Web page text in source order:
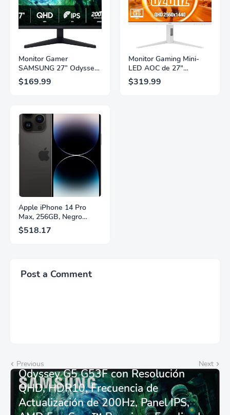
Monitor Gamer
SAMSUNG 27” Odyssey
G5 G53F con Resolución
QHD, HDR10,
Panel IPS, AMD
FreeSync™ Premium,
Ecualizador Negro,
Cambio Automático de
Fuente,
LS27FG532ENXZA
$169.99
Monitor Gaming Mini-
LED AOC de 27"
Pulgadas, QHD
2560×1440, 320Hz, 1ms
$319.99
Apple iPhone 14 Pro
Max, 256GB, Negro
Espacial - Desbloqueado
(Renovado)
$518.17
Post a Comment
Previous Next
Monitor Gamer SAMSUNG 27”
Odyssey G5 G53F con Resolución
QHD, HDR10, Frecuencia de
Actualización de 200Hz, Panel IPS,